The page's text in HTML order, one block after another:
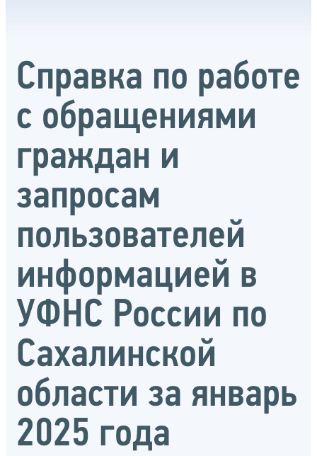
Справка по работе
с обращениями
граждан и
запросам
пользователей
информацией в
УФНС России по
Сахалинской
области за январь
2025 года